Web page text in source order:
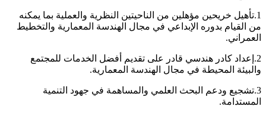
1.تأهيل خريحين مؤهلين من الناحيتين النظرية والعملية بما يمكنه
من القيام بدوره الإبداعي في مجال الهندسة المعمارية والتخطيط
العمراني.
2.إعداد كادر هندسي قادر على تقديم أفضل الخدمات للمجتمع
والبيئة المحيطة في مجال الهندسة المعمارية.
3.تشجيع ودعم البحث العلمي والمساهمة في جهود التنمية
المستدامة.